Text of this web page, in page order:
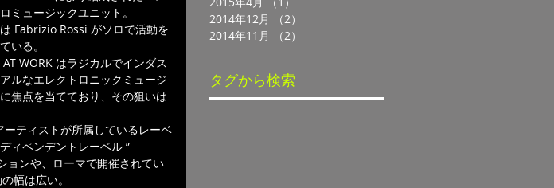
ミュージックユニット。
Fabrizio Rossi がソロで活動を
いる。
AT WORK はラジカルでインダス
アルなエレクトロニックミュージ
焦点を当てており、その狙いは
ティストが所属しているレーベ
ィペンデントレーベル ”
ョンや、ローマで開催されてい
幅は広い。
2014年12月
（2）
2014年11月
（2）
タグから検索